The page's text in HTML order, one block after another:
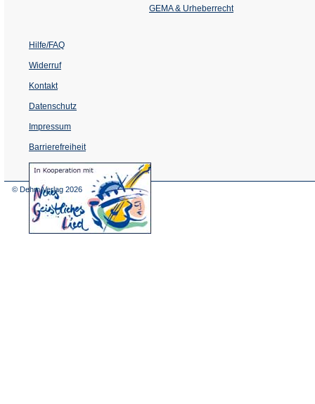
Tab)
GEMA & Urheberrecht
Hilfe/FAQ
Widerruf
Kontakt
Datenschutz
Impressum
Barrierefreiheit
(Öffnet
in
© Dehm Verlag 2026